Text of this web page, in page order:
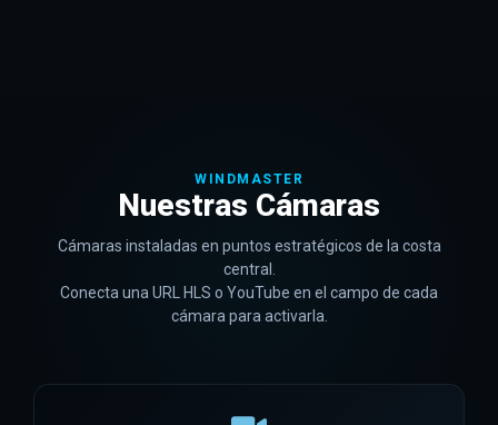
WINDMASTER
Nuestras Cámaras
Cámaras instaladas en puntos estratégicos de la costa
central.
Conecta una URL HLS o YouTube en el campo de cada
cámara para activarla.